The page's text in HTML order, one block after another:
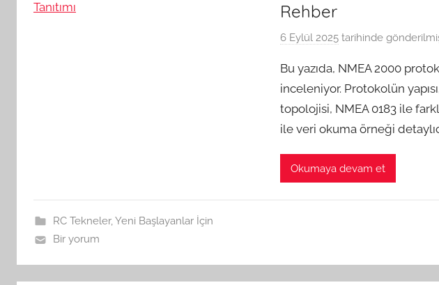
Rehber
6 Eylül 2025tarihinde
Bu yazıda, NMEA 2000
inceleniyor. Protokolün
topolojisi, NMEA 0183 ile
ile veri okuma örneği
Okumaya devam et
RC Tekneler,Yeni Başlayanlar İçin
Bir yorum